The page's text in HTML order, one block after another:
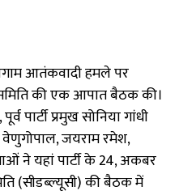
आतंकवादी हमले पर
की एक आपात बैठक की।
पार्टी प्रमुख सोनिया गांधी
जयराम रमेश,
ने यहां पार्टी के 24, अकबर
(सीडब्ल्यूसी) की बैठक में